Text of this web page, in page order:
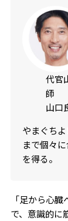
代官
師
山口
やまぐち
まで個々
を得る。
「足から心
で、意識的に